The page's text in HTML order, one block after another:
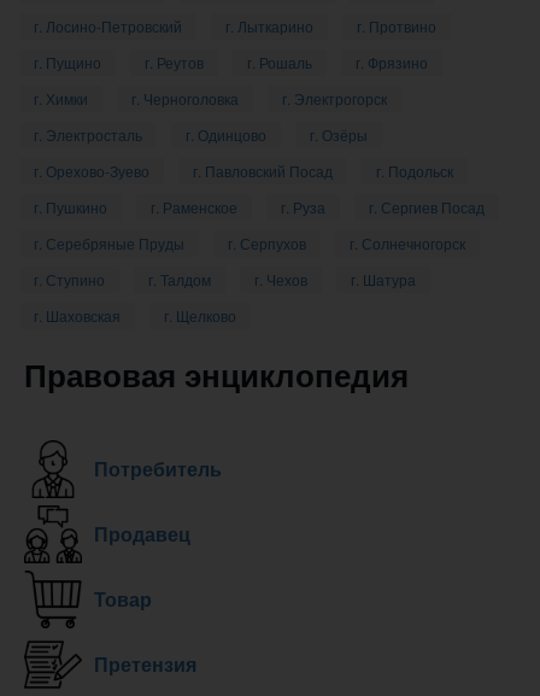
г. Лосино-Петровский
г. Лыткарино
г. Протвино
г. Пущино
г. Реутов г. Рошаль
г. Фрязино
г. Химки
г. Черноголовка
г. Электрогорск
г. Электросталь
г. Одинцово
г. Озёры
г. Орехово-Зуево
г. Павловский Посад
г. Подольск
г. Пушкино
г. Раменское г. Руза
г. Сергиев Посад
г. Серебряные Пруды
г. Серпухов
г. Солнечногорск
г. Ступино
г. Талдом г. Чехов
г. Шатура
г. Шаховская
г. Щелково
Правовая энциклопедия
Потребитель
Продавец
Товар
Претензия